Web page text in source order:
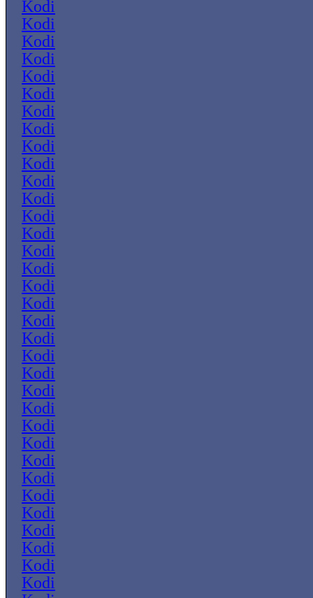
Kodi
Kodi
Kodi
Kodi
Kodi
Kodi
Kodi
Kodi
Kodi
Kodi
Kodi
Kodi
Kodi
Kodi
Kodi
Kodi
Kodi
Kodi
Kodi
Kodi
Kodi
Kodi
Kodi
Kodi
Kodi
Kodi
Kodi
Kodi
Kodi
Kodi
Kodi
Kodi
Kodi
Kodi